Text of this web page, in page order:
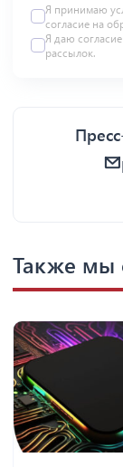
Я принимаю
согласие на
Я даю согласие
рассылок.
Также мы